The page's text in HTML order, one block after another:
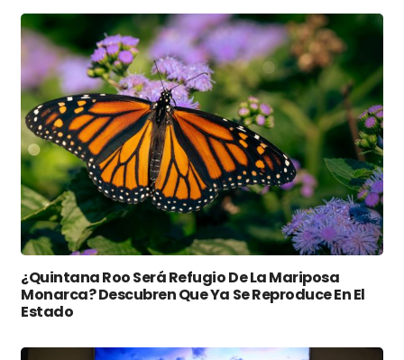
¿Quintana Roo Será Refugio De La Mariposa
Monarca? Descubren Que Ya Se Reproduce En El
Estado